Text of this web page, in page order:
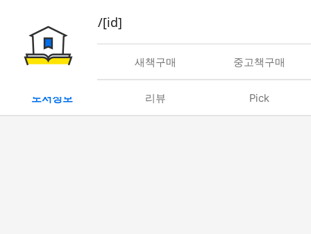
book/rent/[id]
대여 새책구매 중고책구매
도서정보 리뷰 Pick